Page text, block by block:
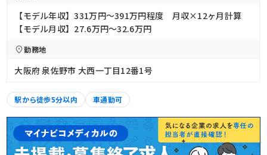
【モデル年収】331万円〜391万円程度 月収×12ヶ月計算
【モデル月収】27.6万円〜32.6万円
勤務地
大阪府 泉佐野市 大西一丁目12番1号
駅から徒歩5分以内 車通勤可